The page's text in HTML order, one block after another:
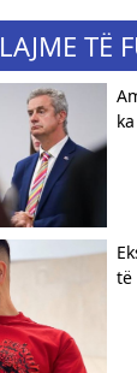
LAJME TË
të